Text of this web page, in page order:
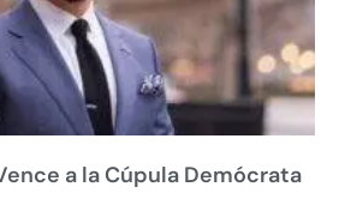
a la Cúpula Demócrata